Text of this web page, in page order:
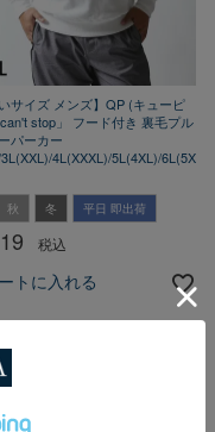
いサイズ メンズ】QP (キューピ
stop」 フード付き 裏毛プル
パーカー
4L(XXXL)/5L(4XL)/6L(5X
秋 冬 平日 即出荷
税込
トに入れる